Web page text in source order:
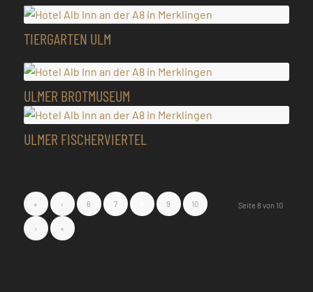
TIERGARTEN ULM
ULMER BROTMUSEUM
ULMER FISCHERVIERTEL
Seite 8 von 10
« ‹ 6 7 9 10
› »